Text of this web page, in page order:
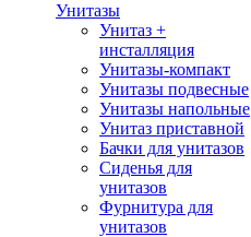
Унитазы
Унитаз +
инсталляция
Унитазы-компакт
Унитазы подвесные
Унитазы напольные
Унитаз приставной
Бачки для унитазов
Сиденья для
унитазов
Фурнитура для
унитазов